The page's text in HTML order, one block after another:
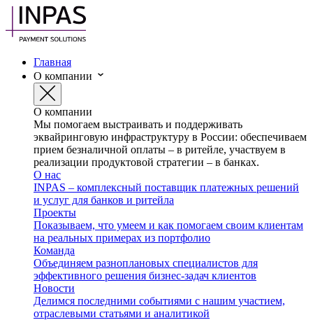
Главная
О компании
О компании
Мы помогаем выстраивать и поддерживать
эквайринговую инфраструктуру в России: обеспечиваем
прием безналичной оплаты – в ритейле, участвуем в
реализации продуктовой стратегии – в банках.
О нас
INPAS – комплексный поставщик платежных решений
и услуг для банков и ритейла
Проекты
Показываем, что умеем и как помогаем своим клиентам
на реальных примерах из портфолио
Команда
Объединяем разноплановых специалистов для
эффективного решения бизнес-задач клиентов
Новости
Делимся последними событиями с нашим участием,
отраслевыми статьями и аналитикой